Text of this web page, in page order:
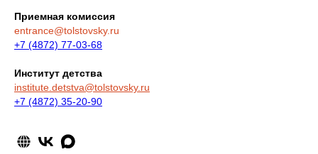
Приемная комиссия
entrance@tolstovsky.ru
+7 (4872) 77-03-68
Институт детства
institute.detstva@tolstovsky.ru
+7 (4872) 35-20-90